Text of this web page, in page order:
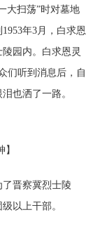
扫荡”时对墓地
年3月，白求恩
园内。白求恩灵
们听到消息后，自
也洒了一路。
晋察冀烈士陵
以上干部。